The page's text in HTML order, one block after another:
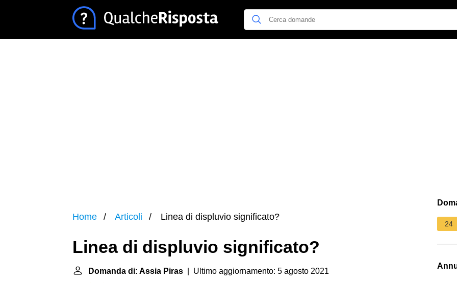
Home Articoli Linea di displuvio significato?
Linea di displuvio significato?
Domanda di: Assia Piras | Ultimo aggiornamento: 5 agosto 2021
24